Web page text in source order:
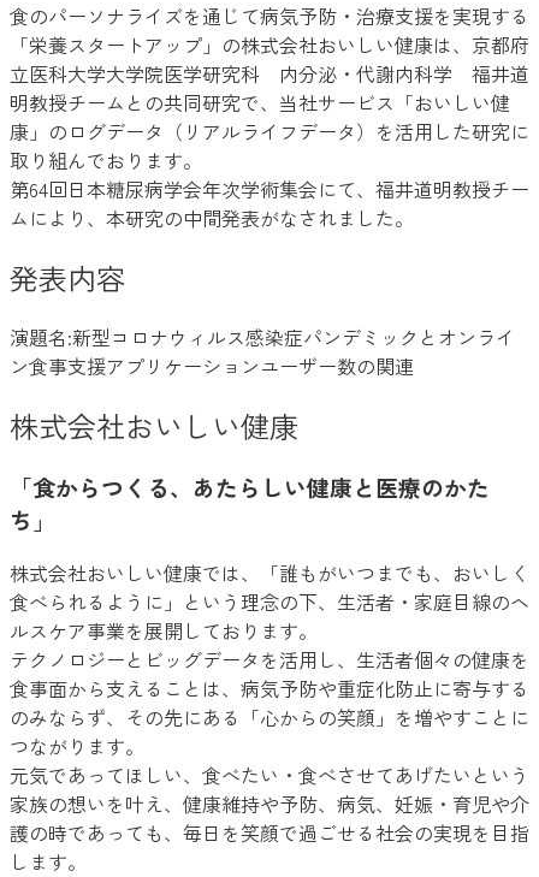
食のパーソナライズを通じて病気予防・治療支援を実現する
「栄養スタートアップ」の株式会社おいしい健康は、京都府
立医科大学大学院医学研究科 内分泌・代謝内科学 福井道
明教授チームとの共同研究で、当社サービス「おいしい健
康」のログデータ（リアルライフデータ）を活用した研究に
取り組んでおります。
第64回日本糖尿病学会年次学術集会にて、福井道明教授チー
ムにより、本研究の中間発表がなされました。
発表内容
演題名:新型コロナウィルス感染症パンデミックとオンライ
ン食事支援アプリケーションユーザー数の関連
株式会社おいしい健康
「食からつくる、あたらしい健康と医療のかた
ち」
株式会社おいしい健康では、「誰もがいつまでも、おいしく
食べられるように」という理念の下、生活者・家庭目線のヘ
ルスケア事業を展開しております。
テクノロジーとビッグデータを活用し、生活者個々の健康を
食事面から支えることは、病気予防や重症化防止に寄与する
のみならず、その先にある「心からの笑顔」を増やすことに
つながります。
元気であってほしい、食べたい・食べさせてあげたいという
家族の想いを叶え、健康維持や予防、病気、妊娠・育児や介
護の時であっても、毎日を笑顔で過ごせる社会の実現を目指
します。